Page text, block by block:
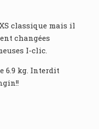
classique mais il
changées
I-clic.
6.9 kg. Interdit